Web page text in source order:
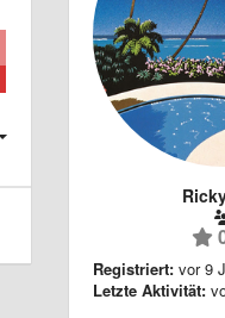
Registriert: vor 9
Letzte Aktivität: